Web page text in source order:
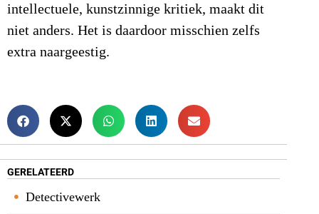
intellectuele, kunstzinnige kritiek, maakt dit
niet anders. Het is daardoor misschien zelfs
extra naargeestig.
GERELATEERD
Detectivewerk